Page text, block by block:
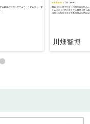
川畑智博